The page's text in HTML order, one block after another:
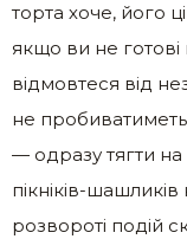
торта хоче, його
якщо ви не
відмовтеся від
не
— одразу тягти на
пікніків-
розвороті подій